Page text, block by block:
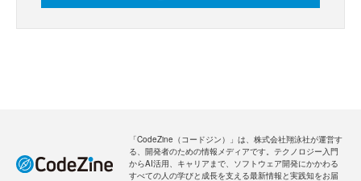
「CodeZine（コードジン）」は、株式会社翔泳社が運営す
る、開発者のための情報メディアです。テクノロジー入門
からAI活用、キャリアまで、ソフトウェア開発にかかわる
すべての人の学びと成長を支える最新情報と実践知をお届